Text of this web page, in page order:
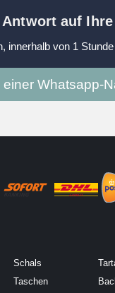
auf Ihre
innerhalb von 1
einer Whatsapp-
Schals
Taschen